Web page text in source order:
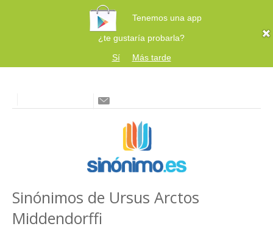
Tenemos una app
¿te gustaría probarla?
Sí
Más tarde
Sinónimos de Ursus Arctos
Middendorffi